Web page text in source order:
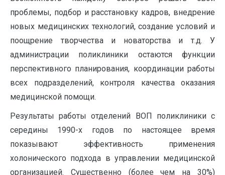
проблемы, подбор и расстановку кадров, внедрение
новых медицинских технологий, создание условий и
поощрение творчества и новаторства и т.д. У
администрации поликлиники остаются функции
перспективного планирования, координации работы
всех подразделений, контроля качества оказания
медицинской помощи.
Результаты работы отделений ВОП поликлиники с
середины 1990-х годов по настоящее время
показывают эффективность применения
холонического подхода в управлении медицинской
организацией. Существенно (более чем на 30%)